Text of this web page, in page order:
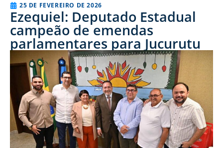
25 DE FEVEREIRO DE 2026
Ezequiel: Deputado Estadual
campeão de emendas
parlamentares para Jucurutu